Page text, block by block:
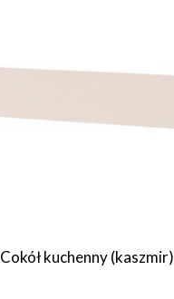
Cokół kuchenny (kaszmir)